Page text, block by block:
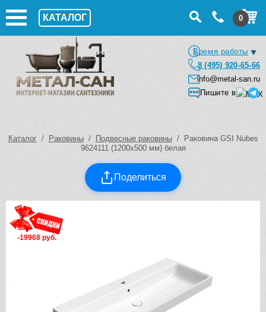
КАТАЛОГ 0
Время работы
8 (495) 920-65-66
info@metal-san.ru
Пишите в
Каталог/ Раковины/ Подвесные раковины/ Раковина GSI Nubes
9624111 (1200х500 мм) белая
Поделиться
-19968 руб.